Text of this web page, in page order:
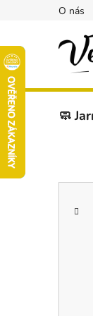
O nás
🧼
P
K